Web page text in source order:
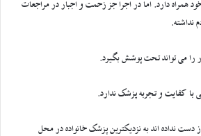
همراه دارد. اما در اجرا جز زحمت و اجبار در مراجعات
نداشته.
می تواند تحت پوشش بگیرد.
با کفایت و تجربه پزشک ندارد.
دست نداده اند به نزدیکترین پزشک خانواده در محل